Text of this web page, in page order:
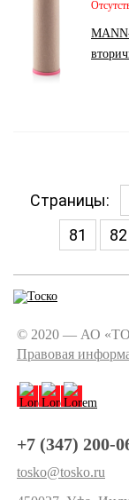
Страницы:
81
82
© 2020 — АО
Правовая
+7 (347) 200-
tosko@tosko.ru